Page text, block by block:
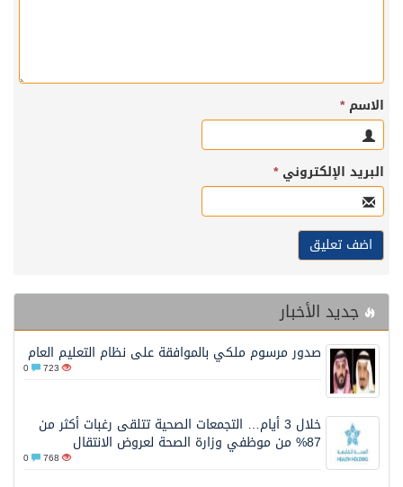
الاسم*
البريد الإلكتروني*
جديد الأخبار
صدور مرسوم ملكي بالموافقة على نظام التعليم العام
723
خلال 3 أيام… التجمعات الصحية تتلقى رغبات أكثر من
87% من موظفي وزارة الصحة لعروض الانتقال
768